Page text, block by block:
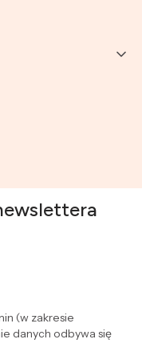
(w zakresie
danych odbywa się